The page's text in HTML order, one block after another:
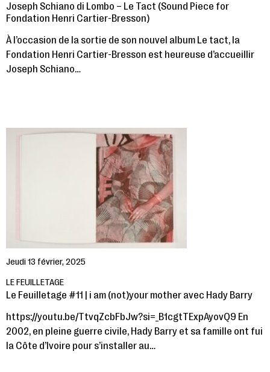
Joseph Schiano di Lombo – Le Tact (Sound Piece for
Fondation Henri Cartier-Bresson)
À l’occasion de la sortie de son nouvel album Le tact, la
Fondation Henri Cartier-Bresson est heureuse d’accueillir
Joseph Schiano…
Jeudi 13 février, 2025
LE FEUILLETAGE
Le Feuilletage #11 | i am (not)your mother avec Hady Barry
https://youtu.be/TtvqZcbFbJw?si=_B1cgtTExpAyovQ9 En
2002, en pleine guerre civile, Hady Barry et sa famille ont fui
la Côte d’Ivoire pour s’installer au…